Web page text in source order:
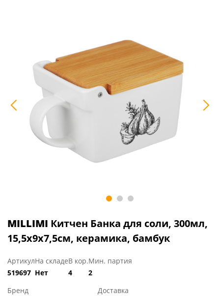
MILLIMI Китчен Банка для соли, 300мл,
15,5х9х7,5см, керамика, бамбук
Артикул
519697
На складе
Нет
В кор.
4
Мин. партия
2
Бренд
Доставка